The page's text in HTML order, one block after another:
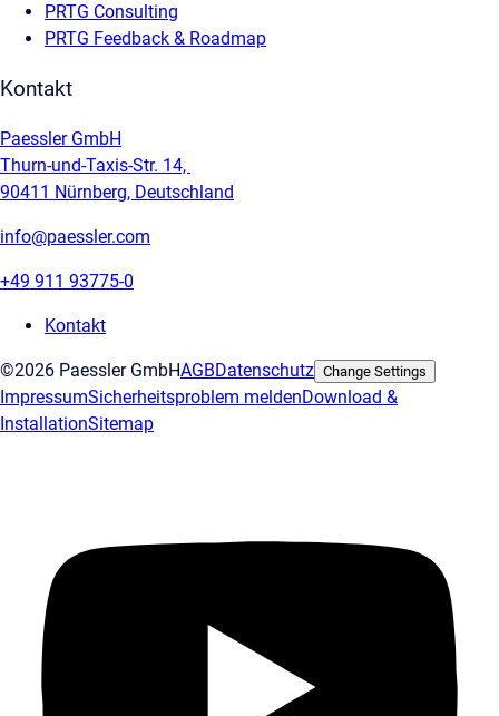
PRTG Consulting
PRTG Feedback & Roadmap
Kontakt
Paessler GmbH
Thurn-und-Taxis-Str. 14,
90411 Nürnberg, Deutschland
info@paessler.com
+49 911 93775-0
Kontakt
©2026 Paessler GmbHAGBDatenschutz Change Settings
ImpressumSicherheitsproblem meldenDownload &
InstallationSitemap